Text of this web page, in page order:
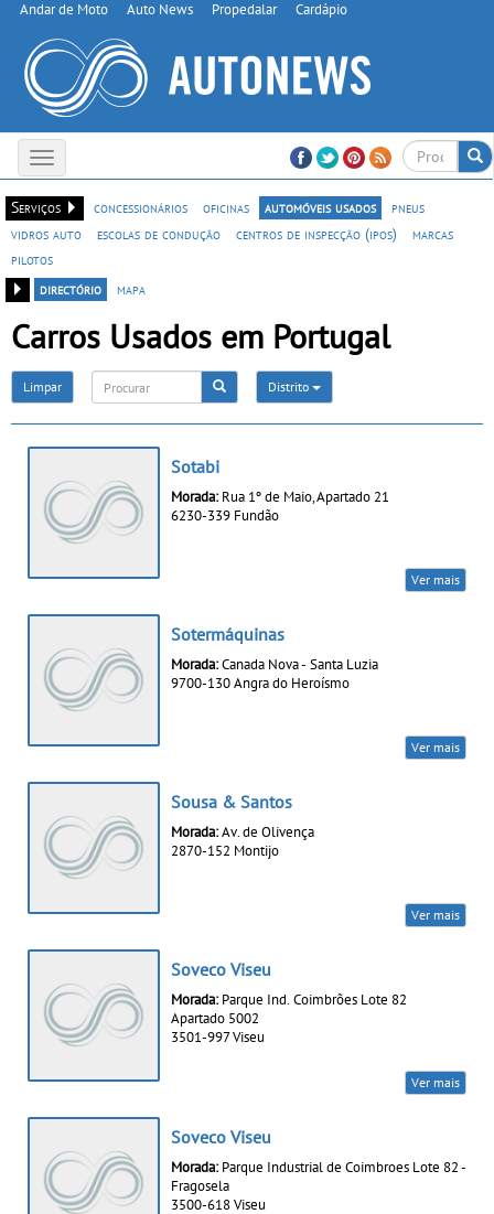
Andar de Moto Auto News Propedalar Cardápio
Toggle
navigation
Serviços
concessionários oficinas automóveis usados
pneus
vidros auto
escolas de condução centros de inspecção (ipos)
marcas
pilotos
directório
mapa
Carros Usados em Portugal
Limpar Distrito
Sotabi
Morada: Rua 1º de Maio, Apartado 21
6230-339 Fundão
Ver mais
Sotermáquinas
Morada:Canada Nova - Santa Luzia
9700-130 Angra do Heroísmo
Ver mais
Sousa & Santos
Morada:Av. de Olivença
2870-152 Montijo
Ver mais
Soveco Viseu
Morada: Parque Ind. Coimbrões Lote 82
Apartado 5002
3501-997 Viseu
Ver mais
Soveco Viseu
Morada: Parque Industrial de Coimbroes Lote 82 -
Fragosela
3500-618 Viseu